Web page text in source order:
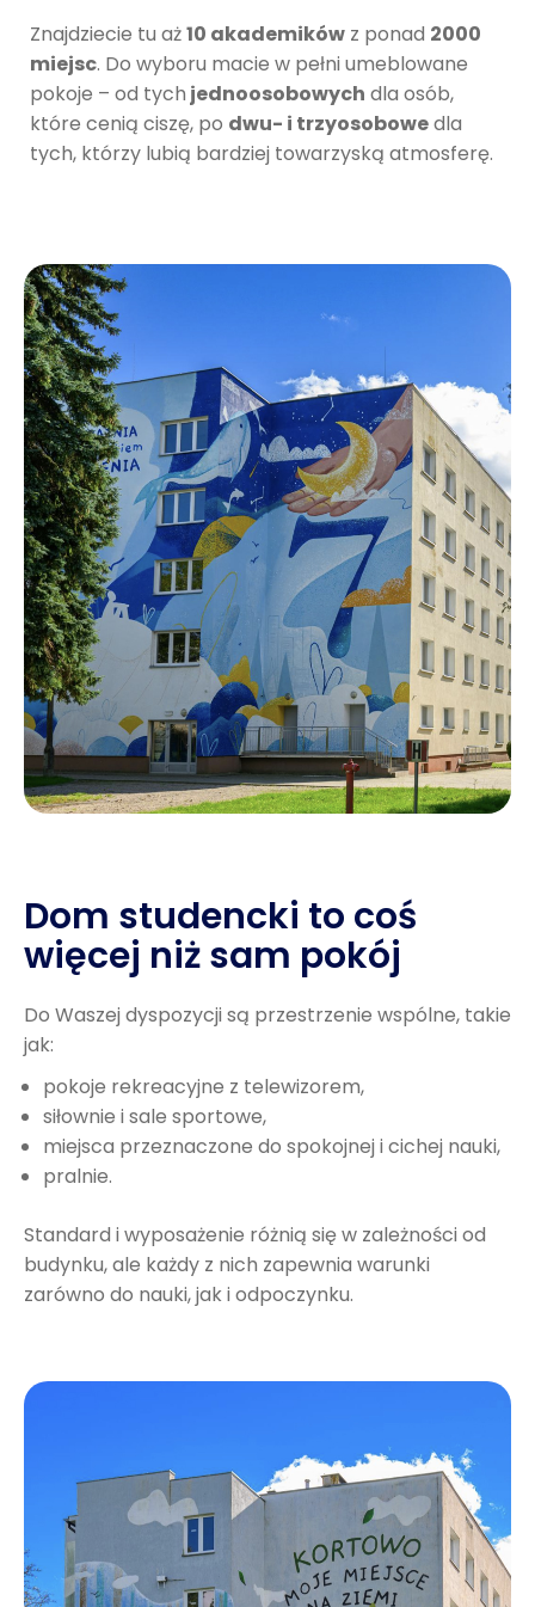
Znajdziecie tu aż10 akademików z ponad 2000
miejsc. Do wyboru macie w pełni umeblowane
pokoje – od tych jednoosobowych dla osób,
które cenią ciszę, po dwu- i trzyosobowedla
tych, którzy lubią bardziej towarzyską atmosferę.
Dom studencki to coś
więcej niż sam pokój
Do Waszej dyspozycji są przestrzenie wspólne, takie
jak:
pokoje rekreacyjne z telewizorem,
siłownie i sale sportowe,
miejsca przeznaczone do spokojnej i cichej nauki,
pralnie.
Standard i wyposażenie różnią się w zależności od
budynku, ale każdy z nich zapewnia warunki
zarówno do nauki, jak i odpoczynku.